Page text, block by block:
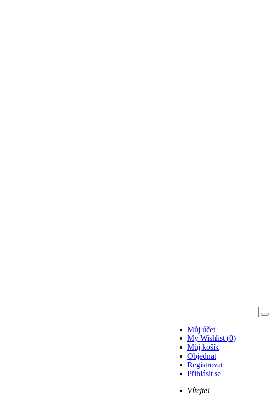
Můj účet
My Wishlist (0)
Můj košík
Objednat
Registrovat
Přihlásit se
Vítejte!